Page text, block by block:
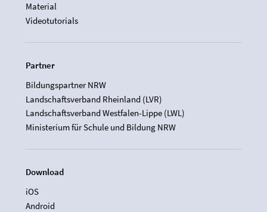
Material
Videotutorials
Partner
Bildungspartner NRW
Landschaftsverband Rheinland (LVR)
Landschaftsverband Westfalen-Lippe (LWL)
Ministerium für Schule und Bildung NRW
Download
iOS
Android